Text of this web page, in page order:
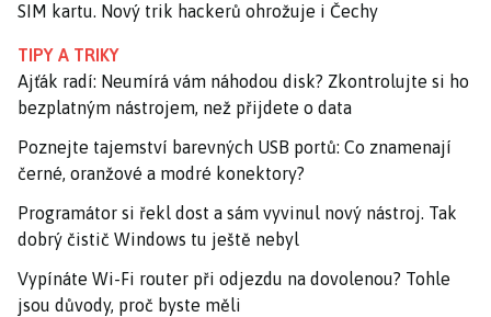
SIM kartu. Nový trik hackerů ohrožuje i Čechy
TIPY A TRIKY
Ajťák radí: Neumírá vám náhodou disk? Zkontrolujte si ho
bezplatným nástrojem, než přijdete o data
Poznejte tajemství barevných USB portů: Co znamenají
černé, oranžové a modré konektory?
Programátor si řekl dost a sám vyvinul nový nástroj. Tak
dobrý čistič Windows tu ještě nebyl
Vypínáte Wi-Fi router při odjezdu na dovolenou? Tohle
jsou důvody, proč byste měli